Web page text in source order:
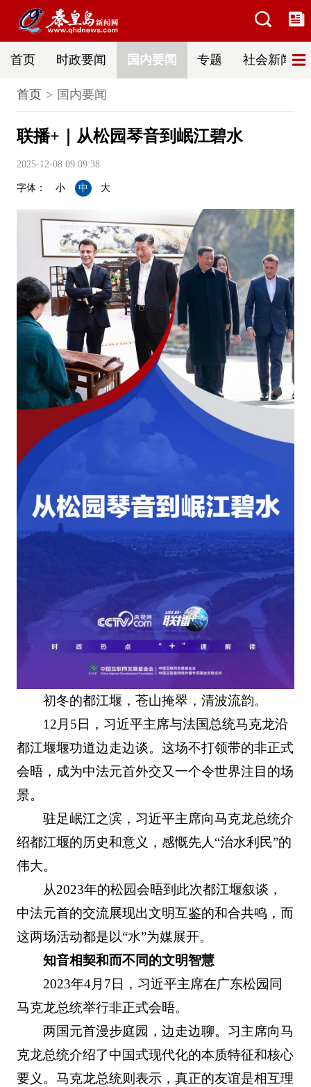
首页 时政要闻 国内要闻 专题 社会新闻
首页 国内要闻
联播+｜从松园琴音到岷江碧水
2025-12-08 09:09:38
字体： 小 中 大
初冬的都江堰，苍山掩翠，清波流韵。
12月5日，习近平主席与法国总统马克龙沿
都江堰堰功道边走边谈。这场不打领带的非正式
会晤，成为中法元首外交又一个令世界注目的场
景。
驻足岷江之滨，习近平主席向马克龙总统介
绍都江堰的历史和意义，感慨先人“治水利民”的
伟大。
从2023年的松园会晤到此次都江堰叙谈，
中法元首的交流展现出文明互鉴的和合共鸣，而
这两场活动都是以“水”为媒展开。
知音相契和而不同的文明智慧
2023年4月7日，习近平主席在广东松园同
马克龙总统举行非正式会晤。
两国元首漫步庭园，边走边聊。习主席向马
克龙总统介绍了中国式现代化的本质特征和核心
要义。马克龙总统则表示，真正的友谊是相互理